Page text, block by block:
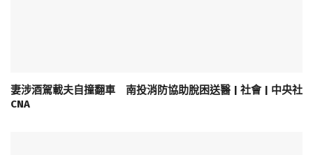
妻涉酒駕載夫自撞翻車 南投消防協助脫困送醫 | 社會 | 中央社
CNA